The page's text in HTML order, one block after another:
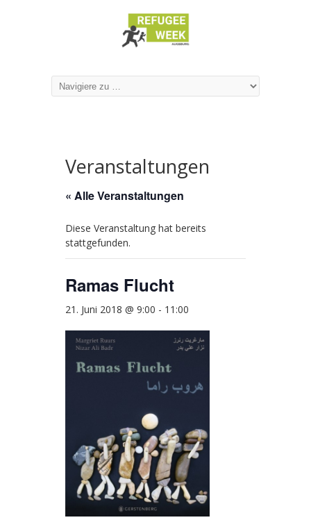
Veranstaltungen
« Alle Veranstaltungen
Diese Veranstaltung hat bereits
stattgefunden.
Ramas Flucht
21. Juni 2018 @ 9:00 - 11:00